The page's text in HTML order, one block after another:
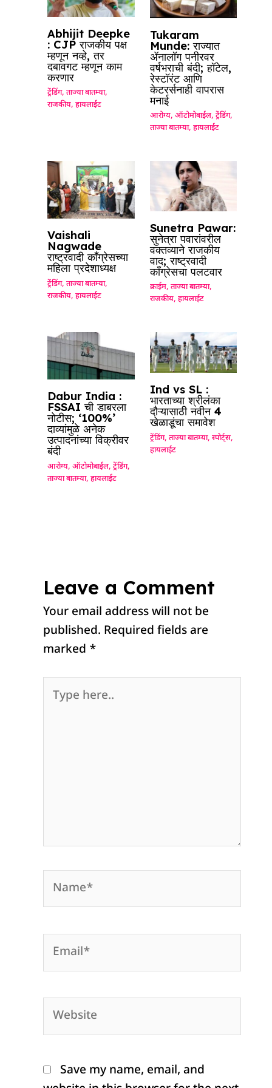
Abhijit Deepke
: CJP राजकीय पक्ष
म्हणून नव्हे, तर
दबावगट म्हणून काम
करणार
ट्रेंडिंग,ताज्या बातम्या,
राजकीय,हायलाईट
Tukaram
Munde: राज्यात
ॲनालॉग पनीरवर
वर्षभराची बंदी; हॉटेल,
रेस्टॉरंट आणि
केटरर्सनाही वापरास
मनाई
आरोग्य, ऑटोमोबाईल, ट्रेंडिंग,
ताज्या बातम्या, हायलाईट
Vaishali
Nagwade
राष्ट्रवादी काँग्रेसच्या
महिला प्रदेशाध्यक्ष
ट्रेंडिंग,ताज्या बातम्या,
राजकीय,हायलाईट
Sunetra Pawar:
सुनेत्रा पवारांवरील
वक्तव्याने राजकीय
वाद; राष्ट्रवादी
काँग्रेसचा पलटवार
क्राईम, ताज्या बातम्या,
राजकीय, हायलाईट
Dabur India :
FSSAI ची डाबरला
नोटीस; ‘100%’
दाव्यांमुळे अनेक
उत्पादनांच्या विक्रीवर
बंदी
आरोग्य,ऑटोमोबाईल,ट्रेंडिंग,
ताज्या बातम्या,हायलाईट
Ind vs SL :
भारताच्या श्रीलंका
दौऱ्यासाठी नवीन 4
खेळाडूंचा समावेश
ट्रेंडिंग, ताज्या बातम्या, स्पोर्ट्स,
हायलाईट
Leave a Comment
Your email address will not be
published. Required fields are
marked *
here..
Email*
Website
Save my name, email, and